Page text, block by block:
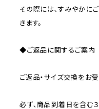
その際には、すみやかに
きます。
◆ご返品に関するご案内
ご返品・サイズ交換をお受
必ず、商品到着日を含む